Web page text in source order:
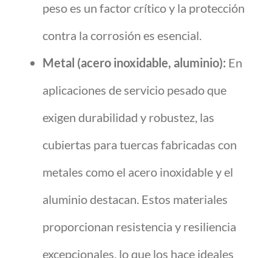
peso es un factor crítico y la protección
contra la corrosión es esencial.
Metal (acero inoxidable, aluminio): En
aplicaciones de servicio pesado que
exigen durabilidad y robustez, las
cubiertas para tuercas fabricadas con
metales como el acero inoxidable y el
aluminio destacan. Estos materiales
proporcionan resistencia y resiliencia
excepcionales, lo que los hace ideales